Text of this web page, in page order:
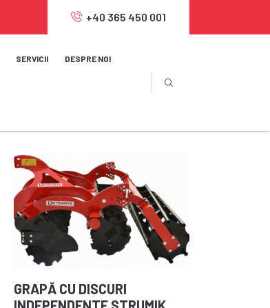
+40 365 450 001
SERVICII DESPRE NOI
GRAPĂ CU DISCURI